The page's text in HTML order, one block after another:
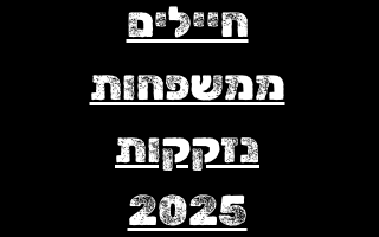
חיילים
ממשפחות
נזקקות
2025